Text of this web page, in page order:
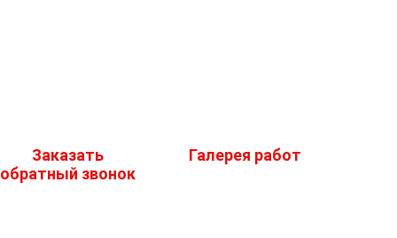
Заказать
обратный звонок
Галерея работ